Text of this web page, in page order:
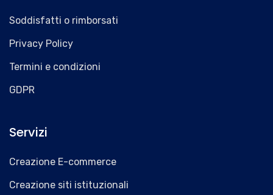
Soddisfatti o rimborsati
Privacy Policy
Termini e condizioni
GDPR
Servizi
Creazione E-commerce
Creazione siti istituzionali